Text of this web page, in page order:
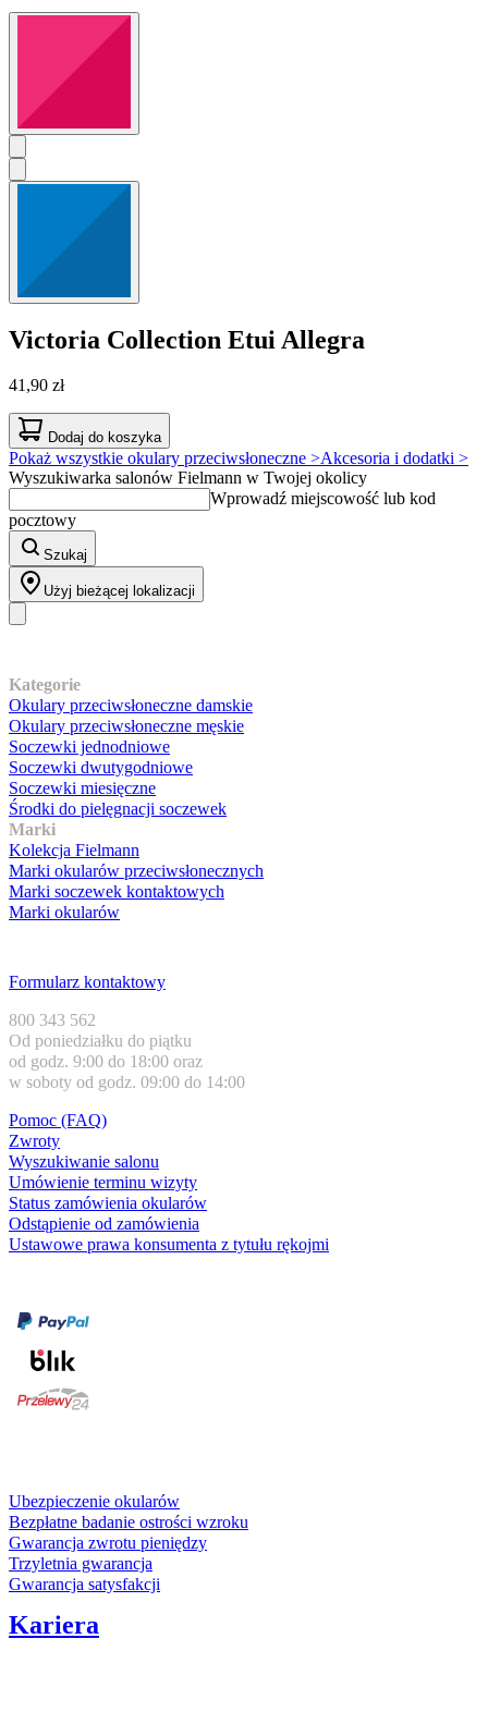
Victoria Collection Etui Allegra
41,90 zł
Dodaj do koszyka
Pokaż wszystkie okulary przeciwsłoneczne >Akcesoria i dodatki >
Wyszukiwarka salonów Fielmann w Twojej okolicy
Wprowadź miejscowość lub kod
pocztowy
Szukaj
Użyj bieżącej lokalizacji
Kategorie
Okulary przeciwsłoneczne damskie
Okulary przeciwsłoneczne męskie
Soczewki jednodniowe
Soczewki dwutygodniowe
Soczewki miesięczne
Środki do pielęgnacji soczewek
Marki
Kolekcja Fielmann
Marki okularów przeciwsłonecznych
Marki soczewek kontaktowych
Marki okularów
Formularz kontaktowy
800 343 562
Od poniedziałku do piątku
od godz. 9:00 do 18:00 oraz
w soboty od godz. 09:00 do 14:00
Pomoc (FAQ)
Zwroty
Wyszukiwanie salonu
Umówienie terminu wizyty
Status zamówienia okularów
Odstąpienie od zamówienia
Ustawowe prawa konsumenta z tytułu rękojmi
Ubezpieczenie okularów
Bezpłatne badanie ostrości wzroku
Gwarancja zwrotu pieniędzy
Trzyletnia gwarancja
Gwarancja satysfakcji
Kariera